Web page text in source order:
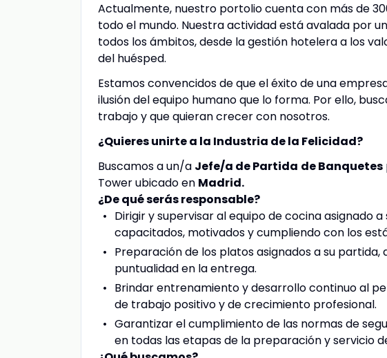
Actualmente, nuestro portolio cuenta con más de
todo el mundo. Nuestra actividad está avalada por
todos los ámbitos, desde la gestión hotelera a los
del huésped.
Estamos convencidos de que el éxito de una
ilusión del equipo humano que lo forma. Por ello,
trabajo y que quieran crecer con nosotros.
¿Quieres unirte a la Industria de la Felicidad?
Buscamos a un/a Jefe/a de Partida de Banquetes
Tower ubicado en Madrid.
¿De qué serás responsable?
Dirigir y supervisar al equipo de cocina asignado
capacitados, motivados y cumpliendo con los
Preparación de los platos asignados a su
puntualidad en la entrega.
Brindar entrenamiento y desarrollo continuo al
de trabajo positivo y de crecimiento profesional.
Garantizar el cumplimiento de las normas de
en todas las etapas de la preparación y servicio